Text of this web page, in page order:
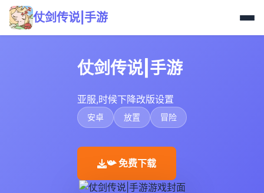
仗剑传说|手游
仗剑传说|手游
亚服,时候下降改版设置
安卓 放置 冒险
📯 免费下载